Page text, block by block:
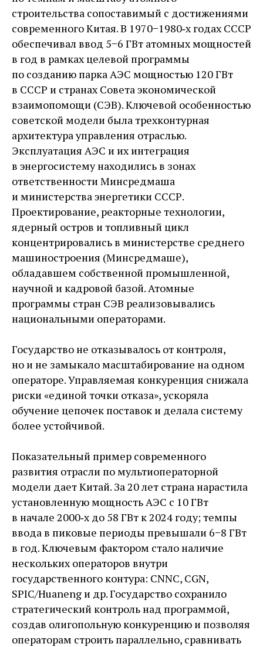
строительства сопоставимый с достижениями
современного Китая. В 1970−1980‑х годах СССР
обеспечивал ввод 5−6 ГВт атомных мощностей
в год в рамках целевой программы
по созданию парка АЭС мощностью 120 ГВт
в СССР и странах Совета экономической
взаимопомощи (СЭВ). Ключевой особенностью
советской модели была трехконтурная
архитектура управления отраслью.
Эксплуатация АЭС и их интеграция
в энергосистему находились в зонах
ответственности Минсредмаша
и министерства энергетики СССР.
Проектирование, реакторные технологии,
ядерный остров и топливный цикл
концентрировались в министерстве среднего
машиностроения (Минсредмаше),
обладавшем собственной промышленной,
научной и кадровой базой. Атомные
программы стран СЭВ реализовывались
национальными операторами.
Государство не отказывалось от контроля,
но и не замыкало масштабирование на одном
операторе. Управляемая конкуренция снижала
риски «единой точки отказа», ускоряла
обучение цепочек поставок и делала систему
более устойчивой.
Показательный пример современного
развития отрасли по мультиоператорной
модели дает Китай. За 20 лет страна нарастила
установленную мощность АЭС с 10 ГВт
в начале 2000‑х до 58 ГВт к 2024 году; темпы
ввода в пиковые периоды превышали 6−8 ГВт
в год. Ключевым фактором стало наличие
нескольких операторов внутри
государственного контура: CNNC, CGN,
SPIC/Huaneng и др. Государство сохранило
стратегический контроль над программой,
создав олигопольную конкуренцию и позволяя
операторам строить параллельно, сравнивать